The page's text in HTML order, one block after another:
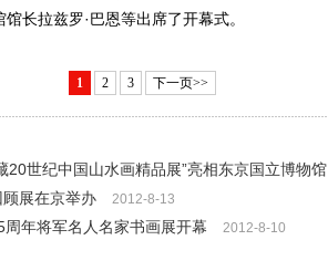
长拉兹罗·巴恩等出席了开幕式。
1 2 3 下一页>>
世纪中国山水画精品展”亮相东京国立博物馆
展在京举办 2012-8-13
年将军名人名家书画展开幕 2012-8-10